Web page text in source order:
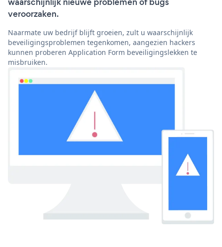
veroorzaken.
Naarmate uw bedrijf blijft groeien, zult u waarschijnlijk
beveiligingsproblemen tegenkomen, aangezien hackers
kunnen proberen Application Form beveiligingslekken te
misbruiken.